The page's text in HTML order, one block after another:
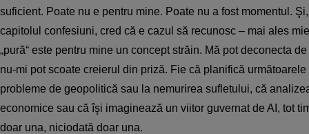
suficient. Poate nu e pentru mine. Poate nu a fost momentul.
capitolul confesiuni, cred că e cazul să recunosc – mai ales
„pură“ este pentru mine un concept străin. Mă pot deconecta
nu-mi pot scoate creierul din priză. Fie că planifică
probleme de geopolitică sau la nemurirea sufletului, că
economice sau că îşi imaginează un viitor guvernat de AI, tot
doar una, niciodată doar una.